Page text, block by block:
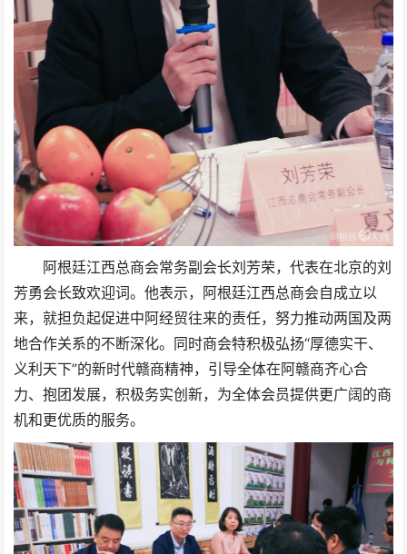
阿根廷江西总商会常务副会长刘芳荣，代表在北京的刘
芳勇会长致欢迎词。他表示，阿根廷江西总商会自成立以
来，就担负起促进中阿经贸往来的责任，努力推动两国及两
地合作关系的不断深化。同时商会特积极弘扬“厚德实干、
义利天下”的新时代赣商精神，引导全体在阿赣商齐心合
力、抱团发展，积极务实创新，为全体会员提供更广阔的商
机和更优质的服务。